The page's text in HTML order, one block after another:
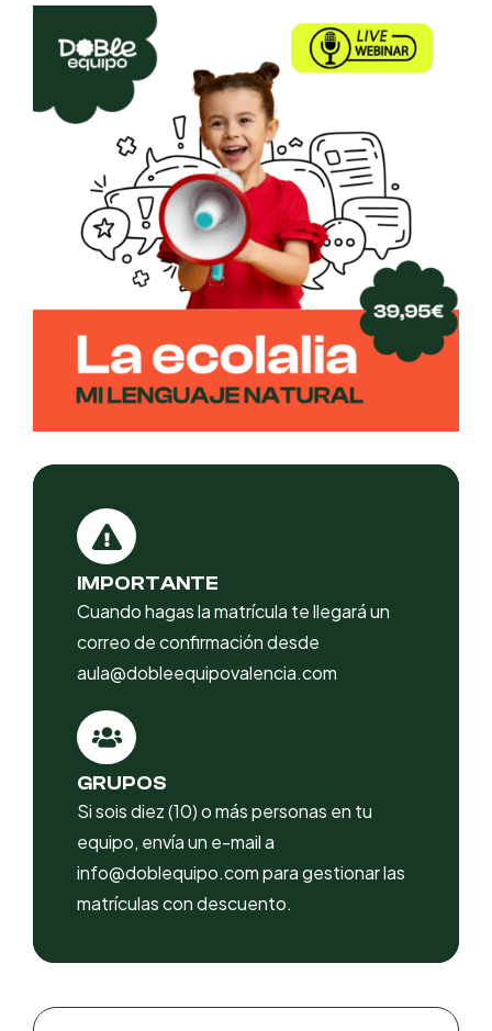
IMPORTANTE
Cuando hagas la matrícula te llegará un
correo de confirmación desde
aula@dobleequipovalencia.com
GRUPOS
Si sois diez (10) o más personas en tu
equipo, envía un e-mail a
info@doblequipo.com para gestionar las
matrículas con descuento.